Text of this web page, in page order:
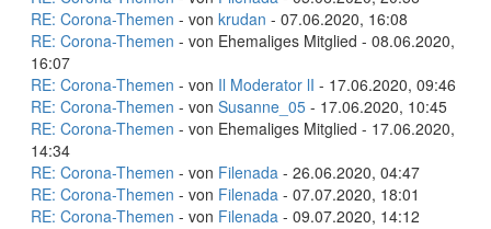
RE: Corona-Themen - von krudan - 07.06.2020, 16:08
RE: Corona-Themen - von Ehemaliges Mitglied - 08.06.2020,
16:07
RE: Corona-Themen - von Il Moderator lI - 17.06.2020, 09:46
RE: Corona-Themen - von Susanne_05 - 17.06.2020, 10:45
RE: Corona-Themen - von Ehemaliges Mitglied - 17.06.2020,
14:34
RE: Corona-Themen - von Filenada - 26.06.2020, 04:47
RE: Corona-Themen - von Filenada - 07.07.2020, 18:01
RE: Corona-Themen - von Filenada - 09.07.2020, 14:12